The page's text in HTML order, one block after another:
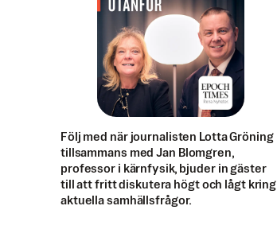
Följ med när journalisten Lotta Gröning
tillsammans med Jan Blomgren,
professor i kärnfysik, bjuder in gäster
till att fritt diskutera högt och lågt kring
aktuella samhällsfrågor.